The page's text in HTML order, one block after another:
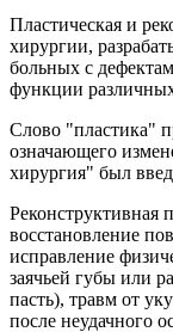
Пластическая и
хирургии,
больных с
функции
Слово "пластика"
означающего
хирургия" был
Реконструктивная
восстановление
исправление
заячьей губы или
пасть), травм от
после неудачного